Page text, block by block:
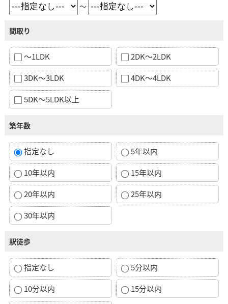
～
間取り
～1LDK
2DK～2LDK
3DK～3LDK
4DK～4LDK
5DK～5LDK以上
築年数
指定なし
5年以内
10年以内
15年以内
20年以内
25年以内
30年以内
駅徒歩
指定なし
5分以内
10分以内
15分以内